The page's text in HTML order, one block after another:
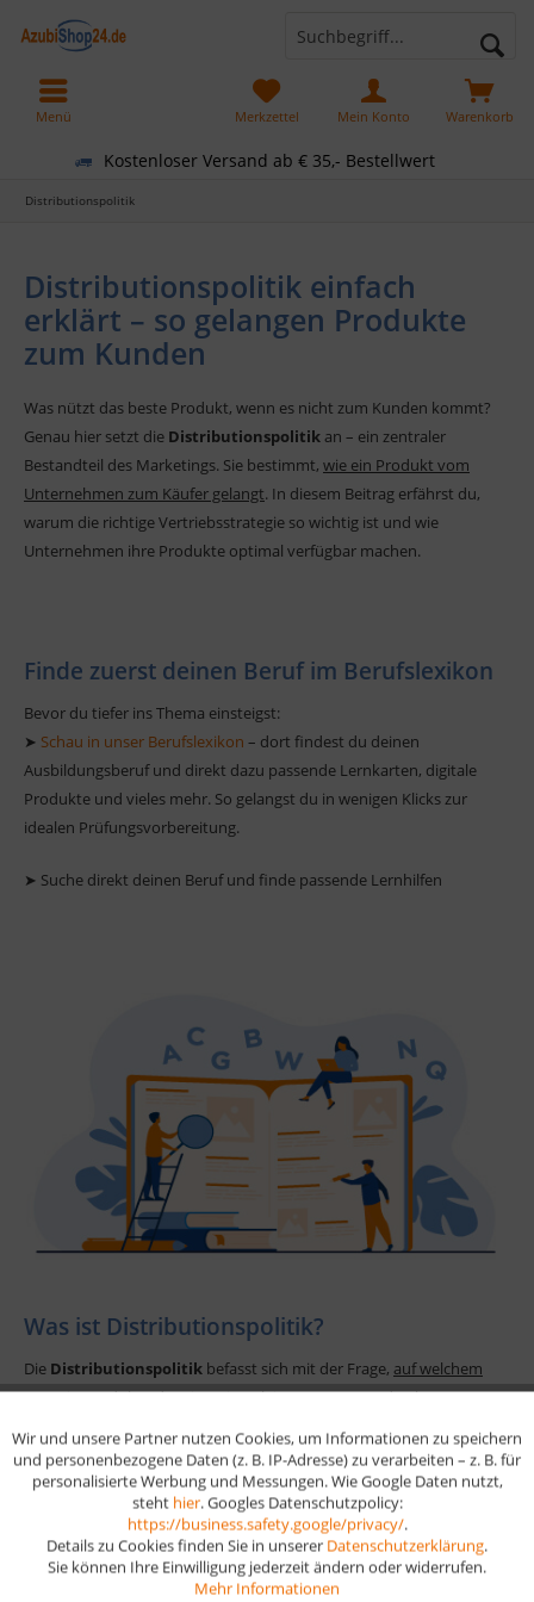
Kostenloser Versand ab € 35,- Bestellwert
Warenkorb
Merkzettel Mein Konto
Menü
Distributionspolitik
Distributionspolitik einfach
erklärt – so gelangen Produkte
zum Kunden
Was nützt das beste Produkt, wenn es nicht zum Kunden kommt?
Genau hier setzt die Distributionspolitik an – ein zentraler
Bestandteil des Marketings. Sie bestimmt, wie ein Produkt vom
Unternehmen zum Käufer gelangt. In diesem Beitrag erfährst du,
warum die richtige Vertriebsstrategie so wichtig ist und wie
Unternehmen ihre Produkte optimal verfügbar machen.
Finde zuerst deinen Beruf im Berufslexikon
Bevor du tiefer ins Thema einsteigst:
➤ Schau in unser Berufslexikon – dort findest du deinen
Ausbildungsberuf und direkt dazu passende Lernkarten, digitale
Produkte und vieles mehr. So gelangst du in wenigen Klicks zur
idealen Prüfungsvorbereitung.
➤ Suche direkt deinen Beruf und finde passende Lernhilfen
Was ist Distributionspolitik?
Die Distributionspolitik befasst sich mit der Frage, auf welchem
Weg ein Produkt oder eine Dienstleistung zum Kunden kommt. Es
den Einzelhandel, Online-Shops oder Direktvertrieb. Ziel ist es, die
Produkte effizient, kostengünstig und kundenfreundlich
Funktionale Aktiv
Aktiv
Wir und unsere Partner nutzen Cookies, um Informationen zu speichern
und personenbezogene Daten (z. B. IP-Adresse) zu verarbeiten – z. B. für
personalisierte Werbung und Messungen. Wie Google Daten nutzt,
steht hier. Googles Datenschutzpolicy:
https://business.safety.google/privacy/.
Details zu Cookies finden Sie in unserer Datenschutzerklärung.
Sie können Ihre Einwilligung jederzeit ändern oder widerrufen.
Mehr Informationen